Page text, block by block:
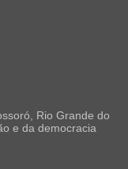
Rio Grande do
e da democracia